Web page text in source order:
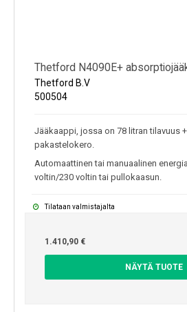
Thetford N4090E+
Thetford B.V
500504
Jääkaappi, jossa on 78 litran tilavuus
pakastelokero.
Automaattinen tai manuaalinen
voltin/230 voltin tai pullokaasun.
Tilataan valmistajalta
1.410,90 €
NÄYTÄ TUOTE